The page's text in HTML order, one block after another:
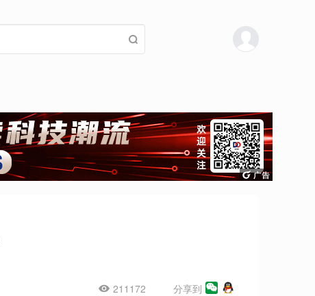
211172 分享到